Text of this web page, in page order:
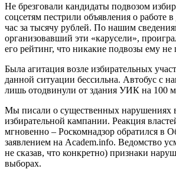
Не брезговали кандидаты подвозом
соцсетям пестрили объявления о работе
час за тысячу рублей. По нашим
организовавший эти «карусели»,
его рейтинг, что никакие подвозы ему не
Была агитация возле избирательных
данной ситуации бессильна. Автобус с
лишь отодвинули от здания УИК на 100
Мы писали о существенных нарушениях
избирательной кампании. Реакция
мгновенно – Роскомнадзор обратился в
заявлением на Academ.info. Ведомство
не сказав, что конкретно) признаки
выборах.